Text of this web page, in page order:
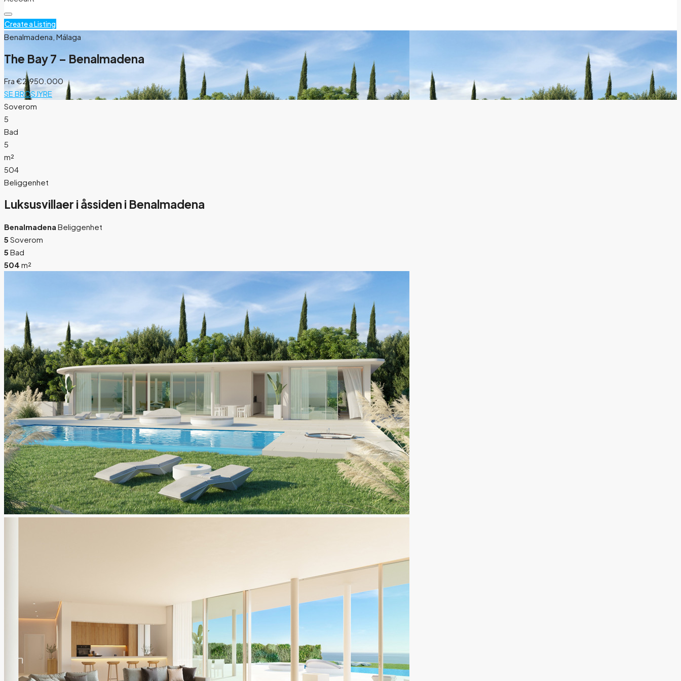
Create a Listing
Benalmadena, Málaga
The Bay 7 – Benalmadena
Fra €2.950.000
SE BROSJYRE
Soverom
5
Bad
5
m²
504
Beliggenhet
Luksusvillaer i åssiden i Benalmadena
Benalmadena Beliggenhet
5 Soverom
5 Bad
504 m²